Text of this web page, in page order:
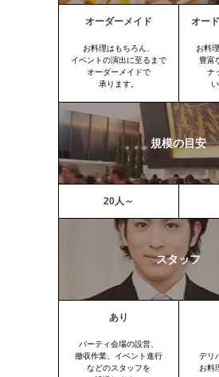
オーダーメイド
お料理はもちろん、
イベントの演出に至るまで
オーダーメイドで
承ります。
オー
お料
豊富
ナ
規模の目安
20人～
スタッフ
あり
パーティ会場の設営、
撤収作業、イベント進行
などのスタッフを
デリ
お料